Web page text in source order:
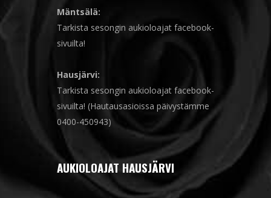
Mäntsälä:
Tarkista sesongin aukioloajat facebook-
sivuilta!
Hausjärvi:
Tarkista sesongin aukioloajat facebook-
sivuilta! (Hautausasioissa päivystämme
0400-450943)
AUKIOLOAJAT HAUSJÄRVI